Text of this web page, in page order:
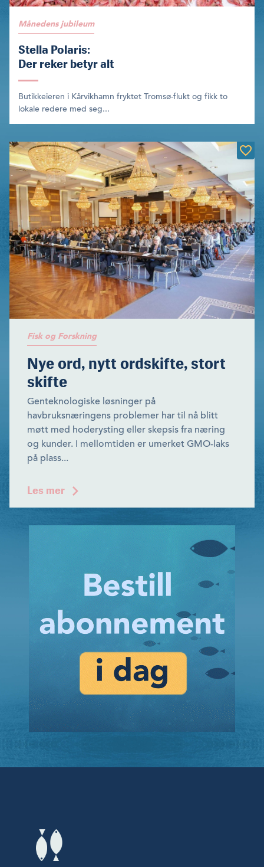
Månedens jubileum
Stella Polaris:
Der reker betyr alt
Butikkeieren i Kårvikhamn fryktet Tromsø-flukt og fikk to
lokale redere med seg...
Fisk og Forskning
Nye ord, nytt ordskifte, stort
skifte
Genteknologiske løsninger på
havbruksnæringens problemer har til nå blitt
møtt med hoderysting eller skepsis fra næring
og kunder. I mellomtiden er umerket GMO-laks
på plass...
Les mer